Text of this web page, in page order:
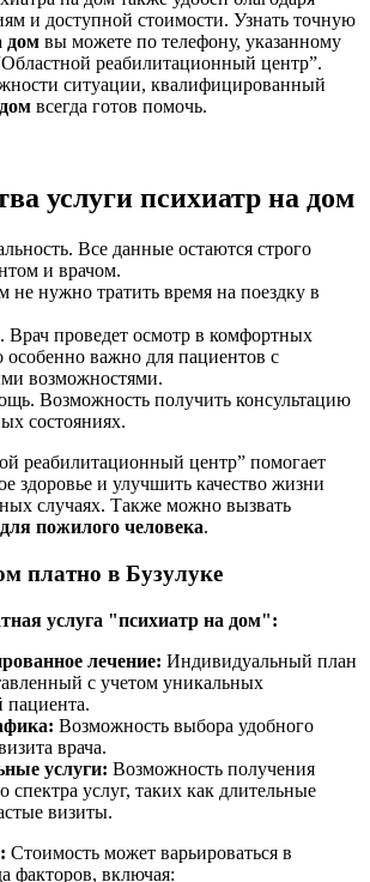
и доступной стоимости. Узнать точную
дом вы можете по телефону, указанному
реабилитационный центр”.
ситуации, квалифицированный
всегда готов помочь.
услуги психиатр на дом
Все данные остаются строго
и врачом.
не нужно тратить время на поездку в
Врач проведет осмотр в комфортных
особенно важно для пациентов с
возможностями.
Возможность получить консультацию
состояниях.
реабилитационный центр” помогает
здоровье и улучшить качество жизни
случаях. Также можно вызвать
пожилого человека.
платно в Бузулуке
услуга "психиатр на дом":
лечение: Индивидуальный план
с учетом уникальных
пациента.
Возможность выбора удобного
врача.
услуги: Возможность получения
спектра услуг, таких как длительные
визиты.
Стоимость может варьироваться в
факторов, включая: